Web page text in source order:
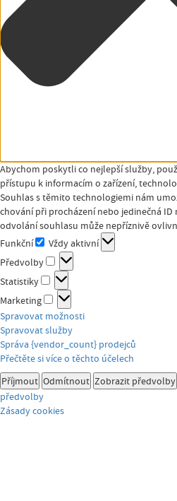
Abychom poskytli co nejlepší služby,
přístupu k informacím o zařízení,
Souhlas s těmito technologiemi nám
chování při procházení nebo jedinečná
odvolání souhlasu může nepříznivě
Funkční
Funkční
Vždy aktivní
Předvolby
Předvolby
Statistiky
Statistiky
Marketing
Marketing
Spravovat možnosti
Spravovat služby
Správa {vendor_count} prodejců
Přečtěte si více o těchto účelech
Příjmout Odmítnout Zobrazit předvolby
předvolby
Zásady cookies